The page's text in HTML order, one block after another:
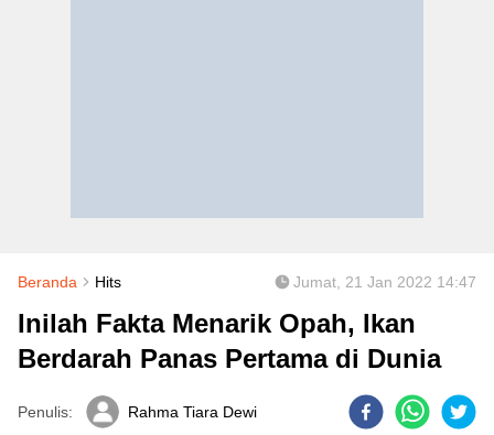
Beranda Hits Jumat, 21 Jan 2022 14:47
Inilah Fakta Menarik Opah, Ikan
Berdarah Panas Pertama di Dunia
Penulis: Rahma Tiara Dewi